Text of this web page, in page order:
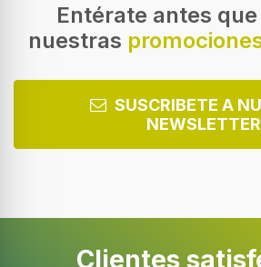
Microondas combinado
Tipo de instalación
Potencia del microondas
Botones, Giratorio
Potencia de asador
Entérate antes
nuestras
SUSCRIBETE A
NEWSLETTER
Clientes